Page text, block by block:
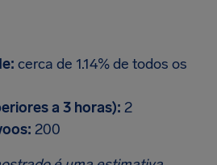
cerca de 1.14% de todos os
a 3 horas): 2
200